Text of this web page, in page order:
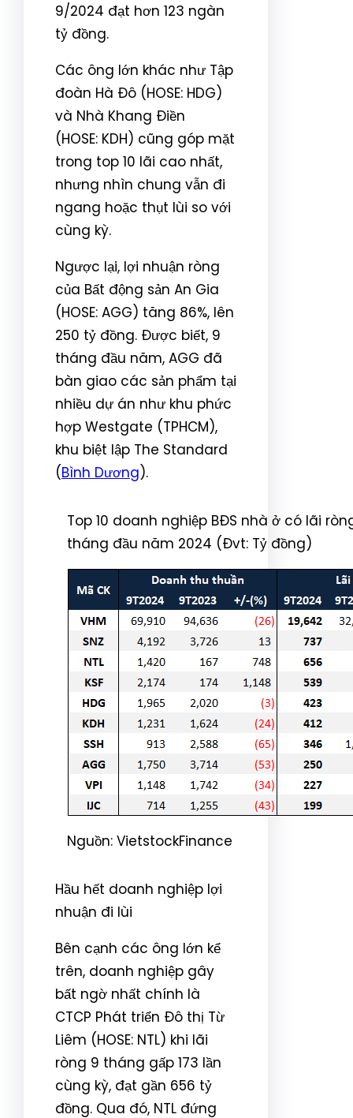
9/2024 đạt hơn 123 ngàn
tỷ đồng.
Các ông lớn khác như Tập
đoàn Hà Đô (HOSE: HDG)
và Nhà Khang Điền
(HOSE: KDH) cũng góp mặt
trong top 10 lãi cao nhất,
nhưng nhìn chung vẫn đi
ngang hoặc thụt lùi so với
cùng kỳ.
Ngược lại, lợi nhuận ròng
của Bất động sản An Gia
(HOSE: AGG) tăng 86%, lên
250 tỷ đồng. Được biết, 9
tháng đầu năm, AGG đã
bàn giao các sản phẩm tại
nhiều dự án như khu phức
hợp Westgate (TPHCM),
khu biệt lập The Standard
(Bình Dương).
Top 10 doanh nghiệp BĐS nhà ở có lãi
tháng đầu năm 2024 (Đvt: Tỷ đồng)
Nguồn: VietstockFinance
Hầu hết doanh nghiệp lợi
nhuận đi lùi
Bên cạnh các ông lớn kể
trên, doanh nghiệp gây
bất ngờ nhất chính là
CTCP Phát triển Đô thị Từ
Liêm (HOSE: NTL) khi lãi
ròng 9 tháng gấp 173 lần
cùng kỳ, đạt gần 656 tỷ
đồng. Qua đó, NTL đứng